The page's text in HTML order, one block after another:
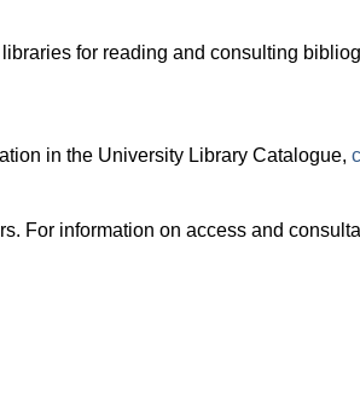
for reading and consulting
in the University Library Catalogue,
For information on access and